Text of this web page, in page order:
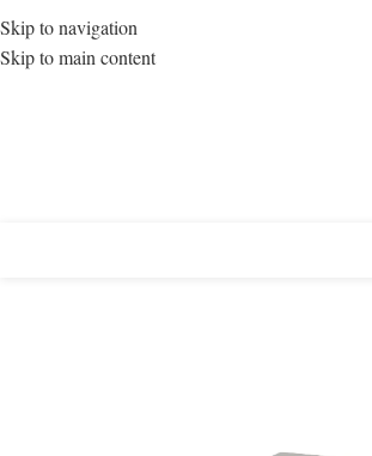
Skip to navigation
Skip to main content